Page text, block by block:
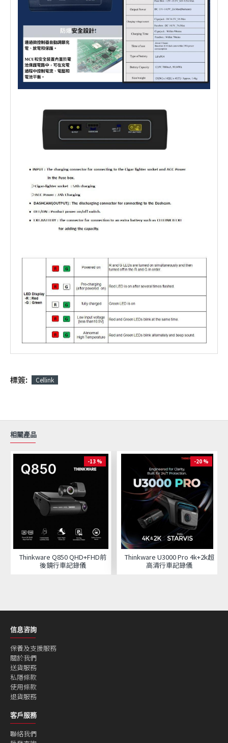
標簽: Cellink
相關產品
-13 %
Thinkware Q850 QHD+FHD前
後鏡行車記錄儀
-20 %
Thinkware U3000 Pro 4k+2k超
高清行車記錄儀
信息咨詢
保養及支援服務
關於我們
送貨服務
私隱條款
使用條款
退貨服務
客戶服務
聯絡我們